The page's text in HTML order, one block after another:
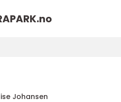
no
Johansen